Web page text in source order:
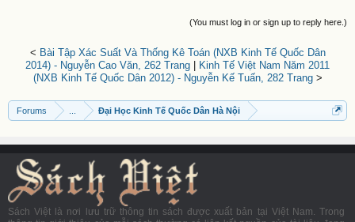
(You must log in or sign up to reply here.)
< Bài Tập Xác Suất Và Thống Kê Toán (NXB Kinh Tế Quốc Dân
2014) - Nguyễn Cao Văn, 262 Trang
Kinh Tế Việt Nam Năm 2011
(NXB Kinh Tế Quốc Dân 2012) - Nguyễn Kế Tuấn, 282 Trang>
Forums Đại Học Kinh Tế Quốc Dân Hà Nội
Sách Việt là nơi lưu trữ thông tin sách được xuất bản tại Việt Nam. Trong